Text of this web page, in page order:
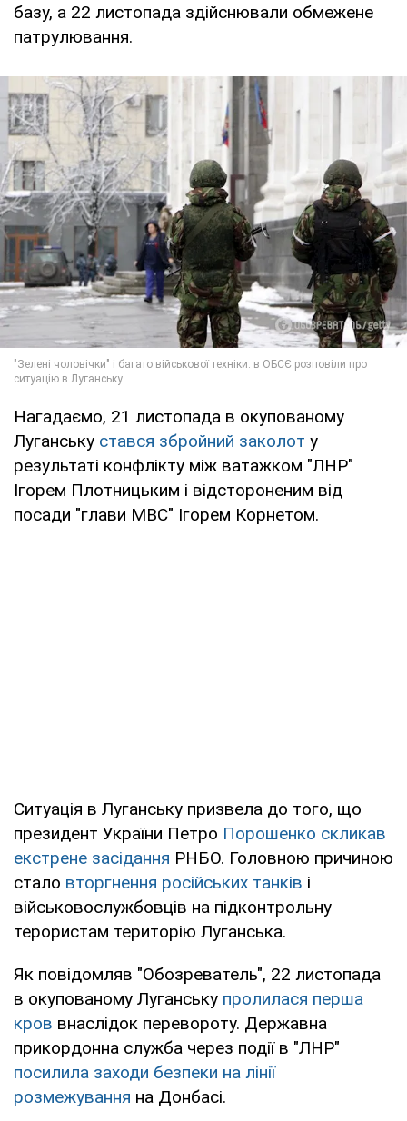
базу, а 22 листопада здійснювали обмежене
патрулювання.
Нагадаємо, 21 листопада в окупованому
Луганську стався збройний заколот у
результаті конфлікту між ватажком "ЛНР"
Ігорем Плотницьким і відстороненим від
посади "глави МВС" Ігорем Корнетом.
Ситуація в Луганську призвела до того, що
президент України Петро Порошенко скликав
екстрене засідання РНБО. Головною причиною
стало вторгнення російських танків і
військовослужбовців на підконтрольну
терористам територію Луганська.
Як повідомляв "Обозреватель", 22 листопада
в окупованому Луганську пролилася перша
кров внаслідок перевороту. Державна
прикордонна служба через події в "ЛНР"
посилила заходи безпеки на лінії
розмежування на Донбасі.